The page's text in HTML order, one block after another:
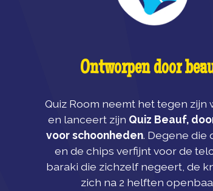
Ontworpen door
Quiz Room neemt het tegen zijn
en lanceert zijn Quiz Beauf,
voor schoonheden. Degene die
en de chips verfijnt voor de
baraki die zichzelf negeert, de
zich na 2 helften